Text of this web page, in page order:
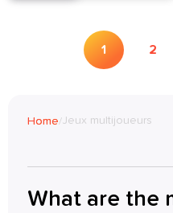
1 2
Home/Jeux multijoueurs
What are the